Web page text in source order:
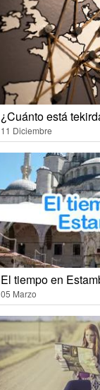
¿Cuánto está
11 Diciembre
El tiempo en
05 Marzo